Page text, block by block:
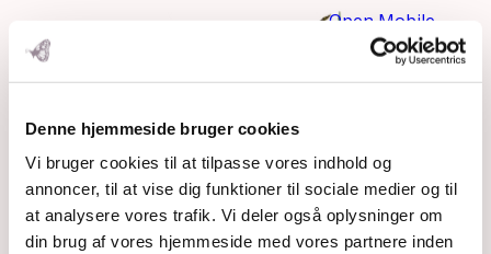
Denne hjemmeside bruger cookies
Vi bruger cookies til at tilpasse vores indhold og
annoncer, til at vise dig funktioner til sociale medier og til
at analysere vores trafik. Vi deler også oplysninger om
din brug af vores hjemmeside med vores partnere inden
Open Mobile
Menu